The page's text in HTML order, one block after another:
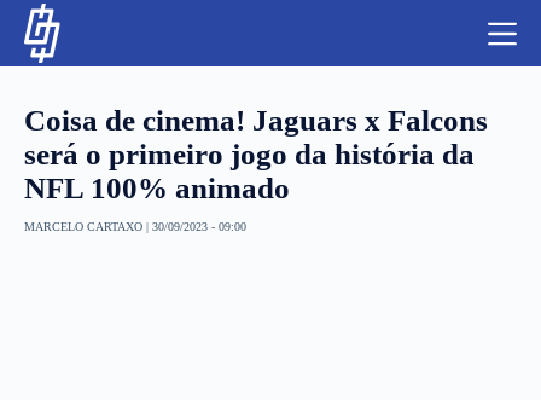
Coisa de cinema! Jaguars x Falcons
será o primeiro jogo da história da
NFL 100% animado
MARCELO CARTAXO | 30/09/2023 - 09:00